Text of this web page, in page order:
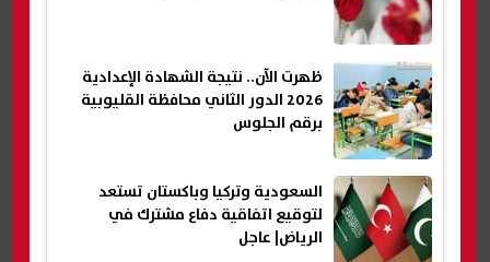
ظهرت الآن.. نتيجة الشهادة الإعدادية
2026 الدور الثاني محافظة القليوبية
برقم الجلوس
السعودية وتركيا وباكستان تستعد
لتوقيع اتفاقية دفاع مشترك في
الرياض| عاجل